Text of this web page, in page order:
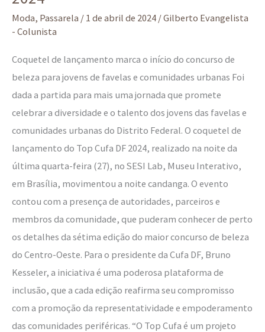
Moda, Passarela / 1 de abril de 2024 /Gilberto Evangelista
- Colunista
Coquetel de lançamento marca o início do concurso de
beleza para jovens de favelas e comunidades urbanas Foi
dada a partida para mais uma jornada que promete
celebrar a diversidade e o talento dos jovens das favelas e
comunidades urbanas do Distrito Federal. O coquetel de
lançamento do Top Cufa DF 2024, realizado na noite da
última quarta-feira (27), no SESI Lab, Museu Interativo,
em Brasília, movimentou a noite candanga. O evento
contou com a presença de autoridades, parceiros e
membros da comunidade, que puderam conhecer de perto
os detalhes da sétima edição do maior concurso de beleza
do Centro-Oeste. Para o presidente da Cufa DF, Bruno
Kesseler, a iniciativa é uma poderosa plataforma de
inclusão, que a cada edição reafirma seu compromisso
com a promoção da representatividade e empoderamento
das comunidades periféricas. “O Top Cufa é um projeto